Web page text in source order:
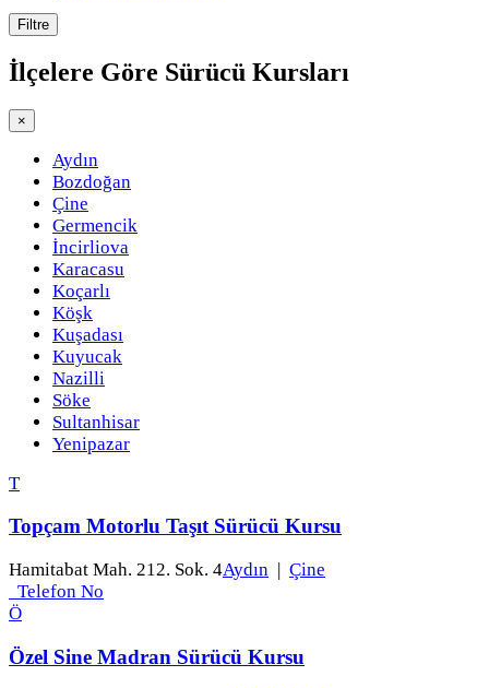
Filtre
İlçelere Göre Sürücü Kursları
×
Aydın
Bozdoğan
Çine
Germencik
İncirliova
Karacasu
Koçarlı
Köşk
Kuşadası
Kuyucak
Nazilli
Söke
Sultanhisar
Yenipazar
T
Topçam Motorlu Taşıt Sürücü Kursu
Hamitabat Mah. 212. Sok. 4Aydın | Çine
Telefon No
Ö
Özel Sine Madran Sürücü Kursu